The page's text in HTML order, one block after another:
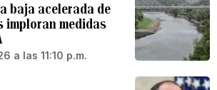
baja acelerada de
imploran medidas
a las 11:10 p.m.